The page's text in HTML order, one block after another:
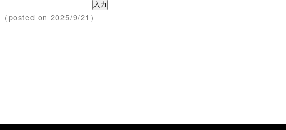
（posted on 2025/9/21）